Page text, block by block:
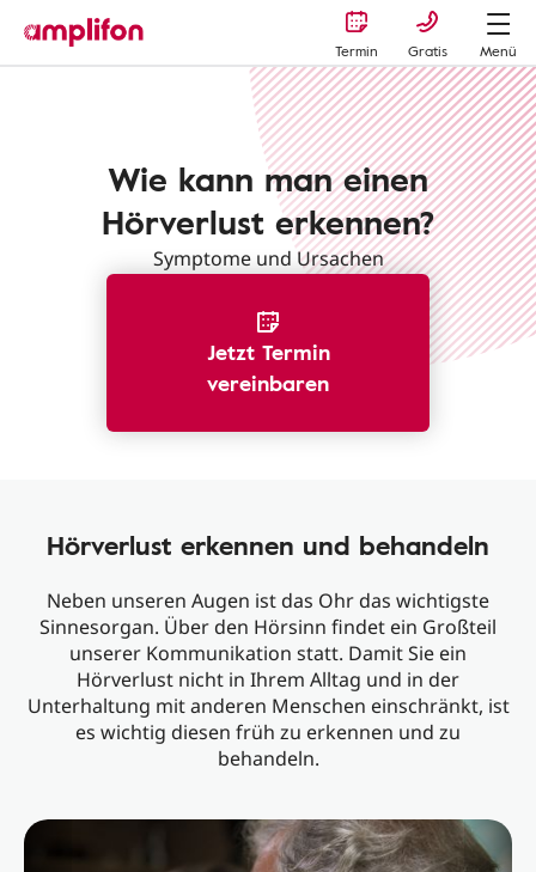
Termin Gratis
Menü
Wie kann man einen
Hörverlust erkennen?
Symptome und Ursachen
Jetzt Termin
vereinbaren
Hörverlust erkennen und behandeln
Neben unseren Augen ist das Ohr das wichtigste
Sinnesorgan. Über den Hörsinn findet ein Großteil
unserer Kommunikation statt. Damit Sie ein
Hörverlust nicht in Ihrem Alltag und in der
Unterhaltung mit anderen Menschen einschränkt, ist
es wichtig diesen früh zu erkennen und zu
behandeln.